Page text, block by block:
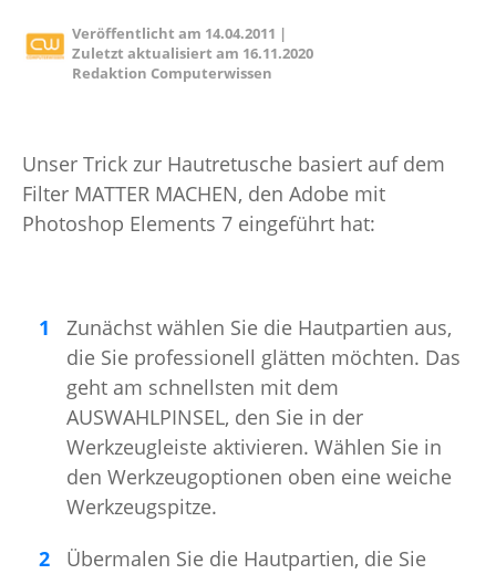
Veröffentlicht am 14.04.2011 |
Zuletzt aktualisiert am 16.11.2020
Redaktion Computerwissen
Unser Trick zur Hautretusche basiert auf dem
Filter MATTER MACHEN, den Adobe mit
Photoshop Elements 7 eingeführt hat:
Zunächst wählen Sie die Hautpartien aus,
die Sie professionell glätten möchten. Das
geht am schnellsten mit dem
AUSWAHLPINSEL, den Sie in der
Werkzeugleiste aktivieren. Wählen Sie in
den Werkzeugoptionen oben eine weiche
Werkzeugspitze.
Übermalen Sie die Hautpartien, die Sie